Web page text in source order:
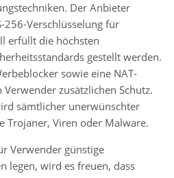
Der Anbieter
256-Verschlüsselung für
erfüllt die höchsten
gestellt werden.
sowie eine NAT-
zusätzlichen Schutz.
sämtlicher unerwünschter
Trojaner, Viren oder Malware.
Verwender günstige
legen, wird es freuen, dass